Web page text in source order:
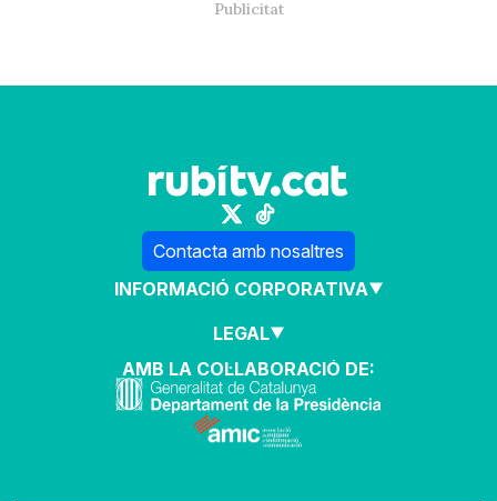
Contacta amb nosaltres
INFORMACIÓ CORPORATIVA
LEGAL
AMB LA COL·LABORACIÓ DE: